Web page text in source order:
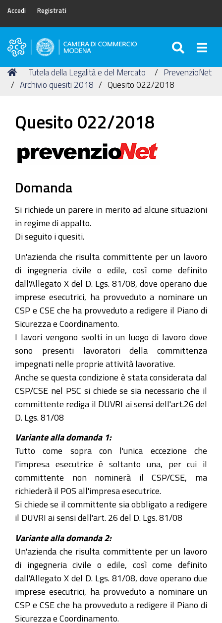
Accedi Registrati
Camera
Commercio
di
Tu
sei
Home
Tutela della Legalità e del Mercato
PrevenzioNet
Archivio quesiti 2018
Quesito 022/2018
Quesito 022/2018
Domanda
Si richiede un parere in merito ad alcune situazioni
in regime di appalto.
Di seguito i quesiti.
Un'azienda che risulta committente per un lavoro
di ingegneria civile o edile, così come definito
dall'Allegato X del D. Lgs. 81/08, dove operano due
imprese esecutrici, ha provveduto a nominare un
CSP e CSE che ha provveduto a redigere il Piano di
Sicurezza e Coordinamento.
I lavori vengono svolti in un luogo di lavoro dove
sono presenti lavoratori della committenza
impegnati nelle proprie attività lavorative.
Anche se questa condizione è stata considerata dal
CSP/CSE nel PSC si chiede se sia necessario che il
committente rediga il DUVRI ai sensi dell'art.26 del
D. Lgs. 81/08
Variante alla domanda 1:
Tutto come sopra con l'unica eccezione che
l'impresa esecutrice è soltanto una, per cui il
committente non nominerà il CSP/CSE, ma
richiederà il POS all'impresa esecutrice.
Si chiede se il committente sia obbligato a redigere
il DUVRI ai sensi dell'art. 26 del D. Lgs. 81/08
Variante alla domanda 2:
Un'azienda che risulta committente per un lavoro
di ingegneria civile o edile, così come definito
dall'Allegato X del D. Lgs. 81/08, dove operano due
imprese esecutrici, ha provveduto a nominare un
CSP e CSE che ha provveduto a redigere il Piano di
Sicurezza e Coordinamento.